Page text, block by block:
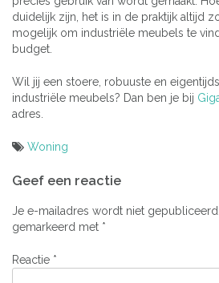
duidelijk zijn, het is in de praktijk altijd
mogelijk om industriële meubels te
budget.
Wil jij een stoere, robuuste en
industriële meubels? Dan ben je bij
adres.
Woning
navigatie
Geef een reactie
Je e-mailadres wordt niet gepubliceerd.
gemarkeerd met *
Reactie *